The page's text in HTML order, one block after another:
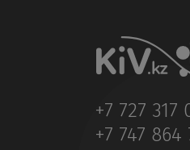
+7 727 317
+7 747 864